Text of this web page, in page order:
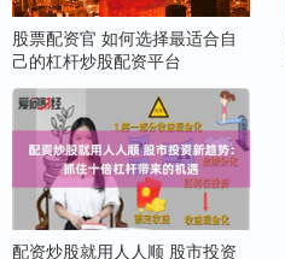
股票配资官 如何选择最适合自
己的杠杆炒股配资平台
配资炒股就用人人顺 股市投资